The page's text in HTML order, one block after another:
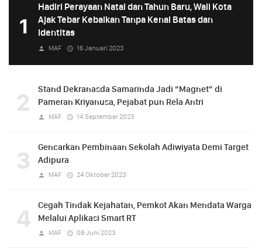
1
Hadiri Perayaan Natal dan Tahun Baru, Wali Kota
Ajak Tebar Kebaikan Tanpa Kenal Batas dan
Identitas
MAF 16 Januari 2023
2
Stand Dekranasda Samarinda Jadi “Magnet” di
Pameran Kriyanusa, Pejabat pun Rela Antri
MAF 14 September 2023
3
Gencarkan Pembinaan Sekolah Adiwiyata Demi Target
Adipura
MAF 24 Oktober 2023
4
Cegah Tindak Kejahatan, Pemkot Akan Mendata Warga
Melalui Aplikasi Smart RT
MAF 08 Juni 2023